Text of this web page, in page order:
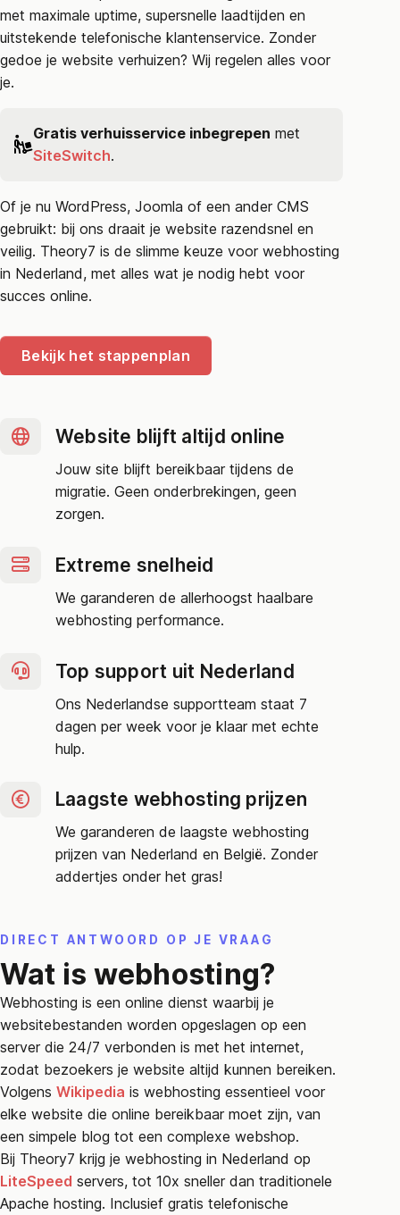
met maximale uptime, supersnelle laadtijden en
uitstekende telefonische klantenservice. Zonder
gedoe je website verhuizen? Wij regelen alles voor
je.
Gratis verhuisservice inbegrepen met
SiteSwitch.
Of je nu WordPress, Joomla of een ander CMS
gebruikt: bij ons draait je website razendsnel en
veilig. Theory7 is de slimme keuze voor webhosting
in Nederland, met alles wat je nodig hebt voor
succes online.
Bekijk het stappenplan
Website blijft altijd online
Jouw site blijft bereikbaar tijdens de
migratie. Geen onderbrekingen, geen
zorgen.
Extreme snelheid
We garanderen de allerhoogst haalbare
webhosting performance.
Top support uit Nederland
Ons Nederlandse supportteam staat 7
dagen per week voor je klaar met echte
hulp.
Laagste webhosting prijzen
We garanderen de laagste webhosting
prijzen van Nederland en België. Zonder
addertjes onder het gras!
DIRECT ANTWOORD OP JE VRAAG
Wat is webhosting?
Webhosting is een online dienst waarbij je
websitebestanden worden opgeslagen op een
server die 24/7 verbonden is met het internet,
zodat bezoekers je website altijd kunnen bereiken.
Volgens Wikipedia is webhosting essentieel voor
elke website die online bereikbaar moet zijn, van
een simpele blog tot een complexe webshop.
Bij Theory7 krijg je webhosting in Nederland op
LiteSpeed servers, tot 10x sneller dan traditionele
Apache hosting. Inclusief gratis telefonische